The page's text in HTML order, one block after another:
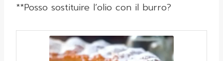
**Posso sostituire l’olio con il burro?